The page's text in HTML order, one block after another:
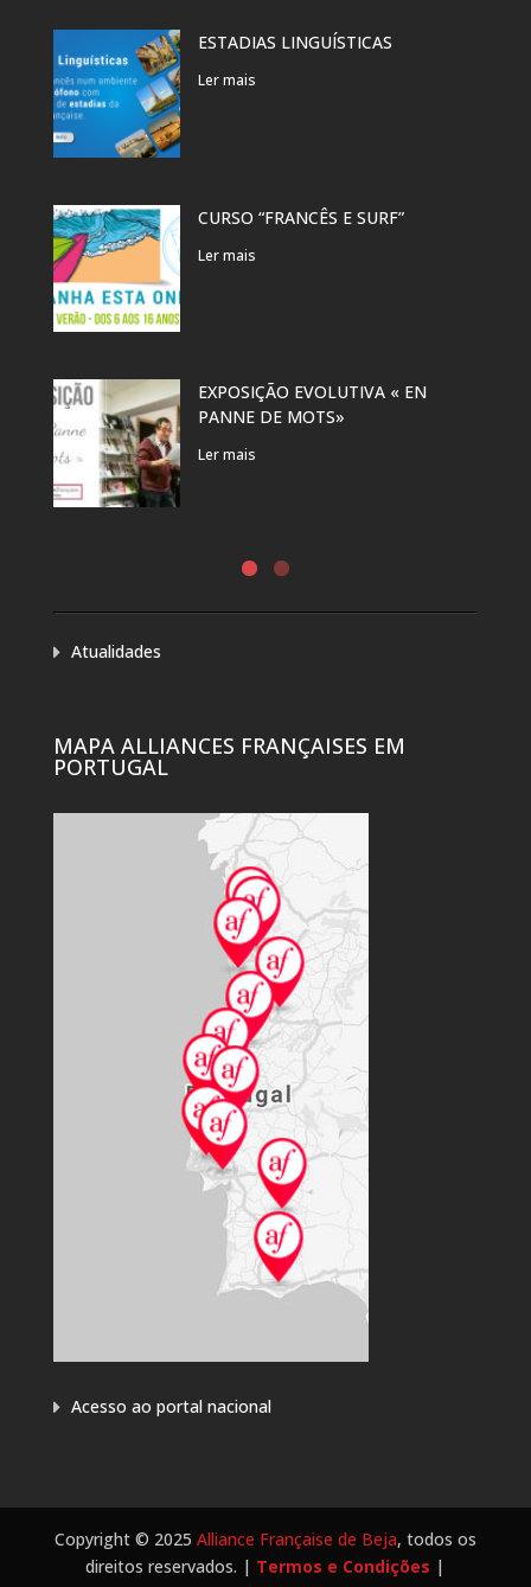
ESTADIAS LINGUÍSTICAS
Ler mais
CURSO “FRANCÊS E SURF”
Ler mais
EXPOSIÇÃO EVOLUTIVA « EN
PANNE DE MOTS»
Ler mais
Atualidades
MAPA ALLIANCES FRANÇAISES EM
PORTUGAL
Acesso ao portal nacional
Copyright © 2025 Alliance Française de Beja, todos os
direitos reservados. | Termos e Condições |